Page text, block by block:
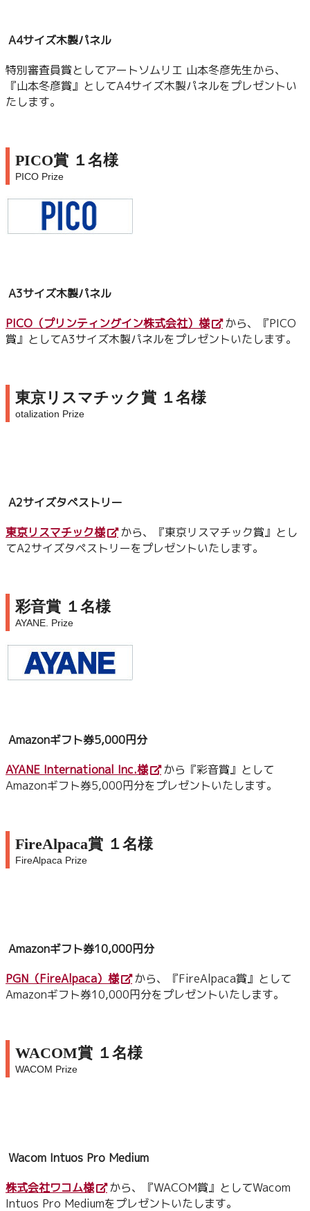
A4サイズ木製パネル
特別審査員賞としてアートソムリエ 山本冬彦先生から、
『山本冬彦賞』としてA4サイズ木製パネルをプレゼントい
たします。
PICO賞 １名様
PICO Prize
A3サイズ木製パネル
PICO（プリンティングイン株式会社）様
から、『PICO
賞』としてA3サイズ木製パネルをプレゼントいたします。
東京リスマチック賞 １名様
otalization Prize
A2サイズタペストリー
東京リスマチック様
から、『東京リスマチック賞』とし
てA2サイズタペストリーをプレゼントいたします。
彩音賞 １名様
AYANE. Prize
Amazonギフト券5,000円分
AYANE International Inc.様
から『彩音賞』として
Amazonギフト券5,000円分をプレゼントいたします。
FireAlpaca賞 １名様
FireAlpaca Prize
Amazonギフト券10,000円分
PGN（FireAlpaca）様
から、『FireAlpaca賞』として
Amazonギフト券10,000円分をプレゼントいたします。
WACOM賞 １名様
WACOM Prize
Wacom Intuos Pro Medium
株式会社ワコム様
から、『WACOM賞』としてWacom
Intuos Pro Mediumをプレゼントいたします。